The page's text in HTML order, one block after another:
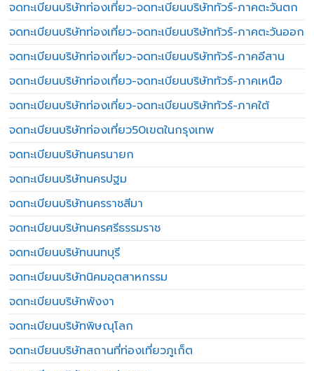
จดทะเบียนบริษัทท่องเที่ยว-จดทะเบียนบริษัททัวร์-ภาคตะวันตก
จดทะเบียนบริษัทท่องเที่ยว-จดทะเบียนบริษัททัวร์-ภาคตะวันออก
จดทะเบียนบริษัทท่องเที่ยว-จดทะเบียนบริษัททัวร์-ภาคอีสาน
จดทะเบียนบริษัทท่องเที่ยว-จดทะเบียนบริษัททัวร์-ภาคเหนือ
จดทะเบียนบริษัทท่องเที่ยว-จดทะเบียนบริษัททัวร์-ภาคใต้
จดทะเบียนบริษัทท่องเที่ยว50เขตในกรุงเทพ
จดทะเบียนบริษัทนครนายก
จดทะเบียนบริษัทนครปฐม
จดทะเบียนบริษัทนครราชสีมา
จดทะเบียนบริษัทนครศรีธรรมราช
จดทะเบียนบริษัทนนทบุรี
จดทะเบียนบริษัทนิคมอุตสาหกรรม
จดทะเบียนบริษัทพังงา
จดทะเบียนบริษัทพิษณุโลก
จดทะเบียนบริษัทสถานที่ท่องเที่ยวภูเก็ต